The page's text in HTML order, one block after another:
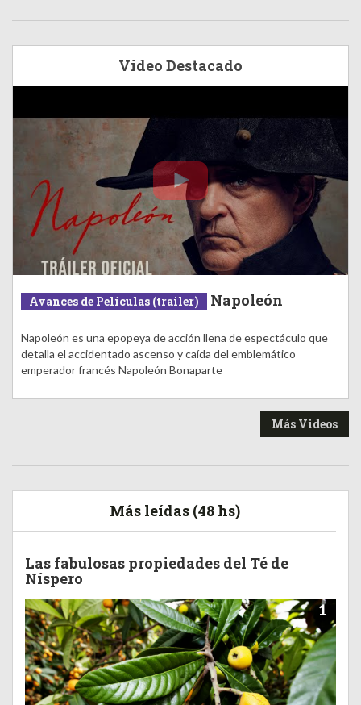
Video Destacado
Avances de Películas (trailer) Napoleón
Napoleón es una epopeya de acción llena de espectáculo que
detalla el accidentado ascenso y caída del emblemático
emperador francés Napoleón Bonaparte
Más Videos
Más leídas (48 hs)
Las fabulosas propiedades del Té de
Níspero
1